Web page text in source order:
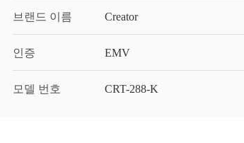
브랜드 이름 Creator
인증 EMV
모델 번호 CRT-288-K